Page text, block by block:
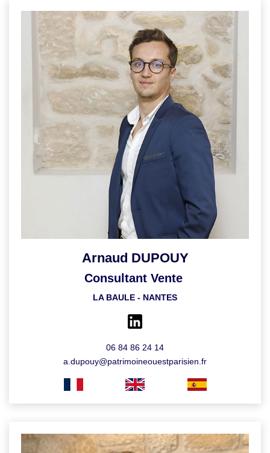
Arnaud DUPOUY
Consultant Vente
LA BAULE - NANTES
06 84 86 24 14
a.dupouy@patrimoineouestparisien.fr